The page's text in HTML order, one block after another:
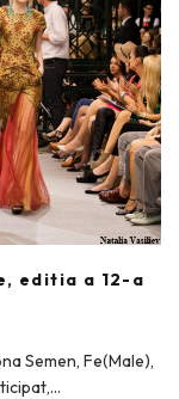
editia a 12-a
Semen, Fe(Male),
...